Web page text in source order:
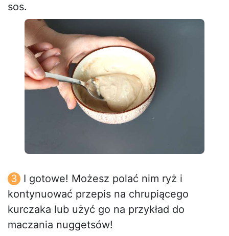
sos.
I gotowe! Możesz polać nim ryż i
kontynuować przepis na chrupiącego
kurczaka lub użyć go na przykład do
maczania nuggetsów!